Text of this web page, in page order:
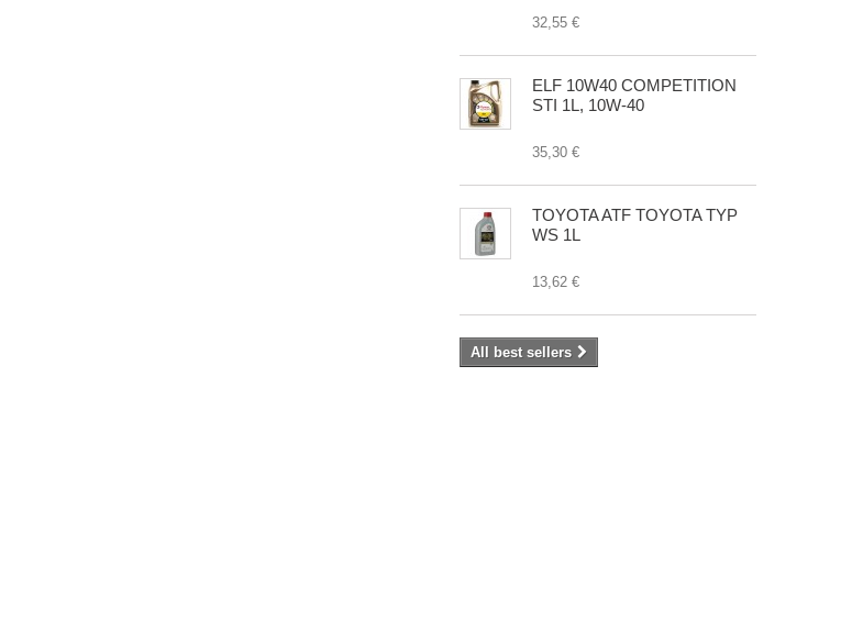
32,55 €
ELF 10W40 COMPETITION
STI 1L, 10W-40
35,30 €
TOYOTA ATF TOYOTA TYP
WS 1L
13,62 €
All best sellers